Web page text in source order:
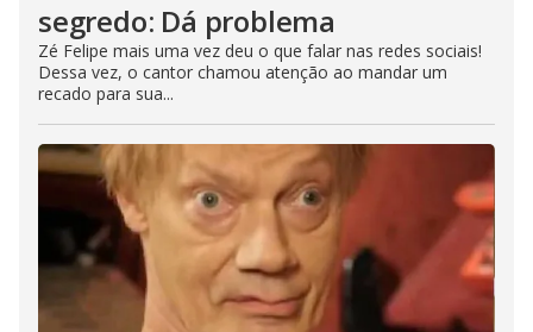
segredo: Dá problema
Zé Felipe mais uma vez deu o que falar nas redes sociais!
Dessa vez, o cantor chamou atenção ao mandar um
recado para sua...